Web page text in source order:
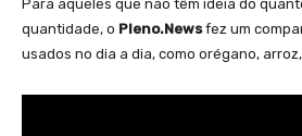
Para aqueles que não têm ideia do
quantidade, o Pleno.Newsfez um
usados no dia a dia, como orégano,